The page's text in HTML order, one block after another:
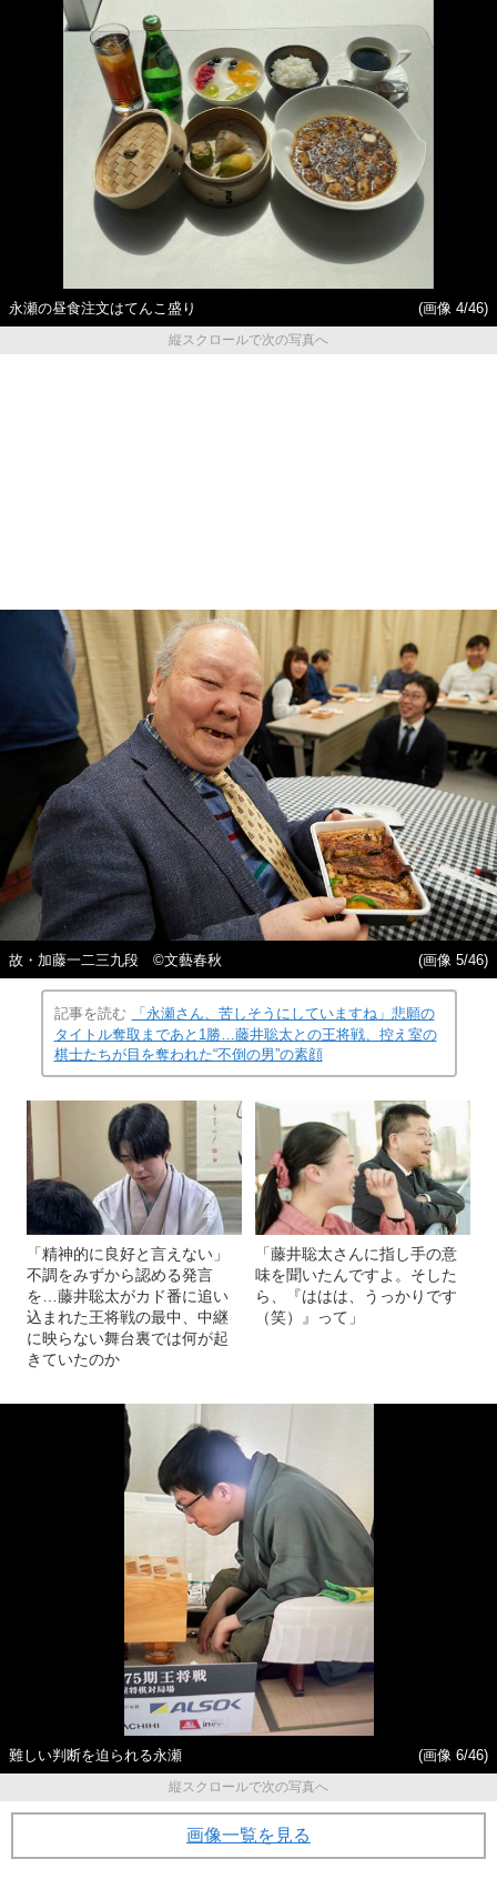
永瀬の昼食注文はてんこ盛り
(画像 4/46)
縦スクロールで次の写真へ
故・加藤一二三九段 ©︎文藝春秋 (画像 5/46)
記事を読む
「永瀬さん、苦しそうにしていますね」悲願の
タイトル奪取まであと1勝…藤井聡太との王将戦、控え室の
棋士たちが目を奪われた“不倒の男”の素顔
「精神的に良好と言えない」
不調をみずから認める発言
を…藤井聡太がカド番に追い
込まれた王将戦の最中、中継
に映らない舞台裏では何が起
きていたのか
「藤井聡太さんに指し手の意
味を聞いたんですよ。そした
ら、『ははは、うっかりです
（笑）』って」
難しい判断を迫られる永瀬
(画像 6/46)
縦スクロールで次の写真へ
画像一覧を見る